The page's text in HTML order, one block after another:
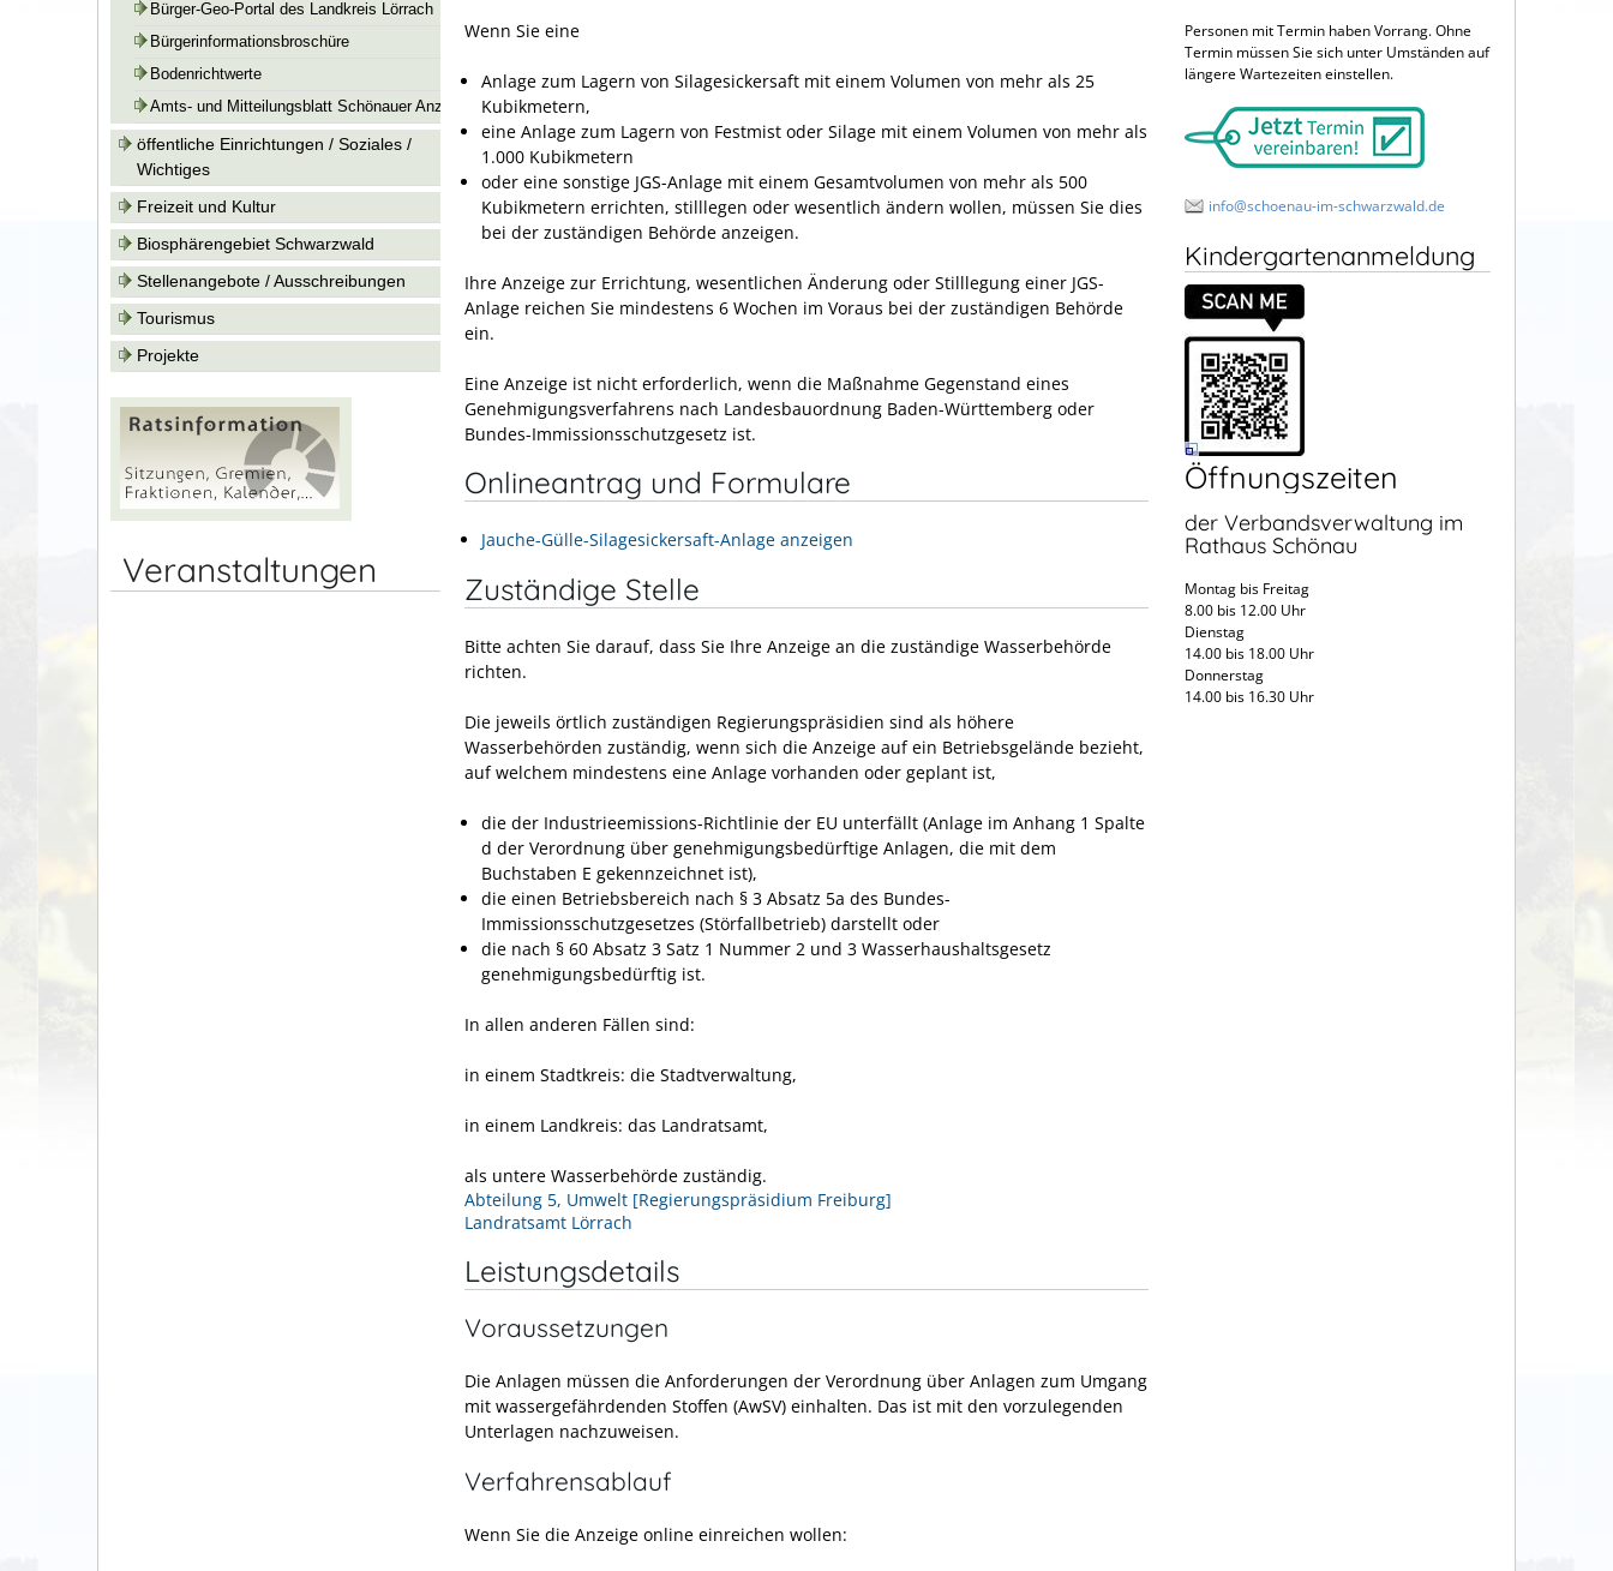
Bürger-Geo-Portal des Landkreis Lörrach
Bürgerinformationsbroschüre
Bodenrichtwerte
Amts- und Mitteilungsblatt Schönauer Anzeiger
öffentliche Einrichtungen / Soziales /
Wichtiges
Freizeit und Kultur
Biosphärengebiet Schwarzwald
Stellenangebote / Ausschreibungen
Tourismus
Projekte
Veranstaltungen
Wenn Sie eine
Anlage zum Lagern von Silagesickersaft mit einem Volumen von mehr als 25
Kubikmetern,
eine Anlage zum Lagern von Festmist oder Silage mit einem Volumen von mehr als
1.000 Kubikmetern
oder eine sonstige JGS-Anlage mit einem Gesamtvolumen von mehr als 500
Kubikmetern errichten, stilllegen oder wesentlich ändern wollen, müssen Sie dies
bei der zuständigen Behörde anzeigen.
Ihre Anzeige zur Errichtung, wesentlichen Änderung oder Stilllegung einer JGS-
Anlage reichen Sie mindestens 6 Wochen im Voraus bei der zuständigen Behörde
ein.
Eine Anzeige ist nicht erforderlich, wenn die Maßnahme Gegenstand eines
Genehmigungsverfahrens nach Landesbauordnung Baden-Württemberg oder
Bundes-Immissionsschutzgesetz ist.
Onlineantrag und Formulare
Jauche-Gülle-Silagesickersaft-Anlage anzeigen
Zuständige Stelle
Bitte achten Sie darauf, dass Sie Ihre Anzeige an die zuständige Wasserbehörde
richten.
Die jeweils örtlich zuständigen Regierungspräsidien sind als höhere
Wasserbehörden zuständig, wenn sich die Anzeige auf ein Betriebsgelände bezieht,
auf welchem mindestens eine Anlage vorhanden oder geplant ist,
die der Industrieemissions-Richtlinie der EU unterfällt (Anlage im Anhang 1 Spalte
d der Verordnung über genehmigungsbedürftige Anlagen, die mit dem
Buchstaben E gekennzeichnet ist),
die einen Betriebsbereich nach § 3 Absatz 5a des Bundes-
Immissionsschutzgesetzes (Störfallbetrieb) darstellt oder
die nach § 60 Absatz 3 Satz 1 Nummer 2 und 3 Wasserhaushaltsgesetz
genehmigungsbedürftig ist.
In allen anderen Fällen sind:
in einem Stadtkreis: die Stadtverwaltung,
in einem Landkreis: das Landratsamt,
als untere Wasserbehörde zuständig.
Abteilung 5, Umwelt [Regierungspräsidium Freiburg]
Landratsamt Lörrach
Leistungsdetails
Voraussetzungen
Die Anlagen müssen die Anforderungen der Verordnung über Anlagen zum Umgang
mit wassergefährdenden Stoffen (AwSV) einhalten. Das ist mit den vorzulegenden
Unterlagen nachzuweisen.
Verfahrensablauf
Wenn Sie die Anzeige online einreichen wollen:
Personen mit Termin haben Vorrang. Ohne
Termin müssen Sie sich unter Umständen auf
längere Wartezeiten einstellen.
info@schoenau-im-schwarzwald.de
Kindergartenanmeldung
Öffnungszeiten
der Verbandsverwaltung im
Rathaus Schönau
Montag bis Freitag
8.00 bis 12.00 Uhr
Dienstag
14.00 bis 18.00 Uhr
Donnerstag
14.00 bis 16.30 Uhr